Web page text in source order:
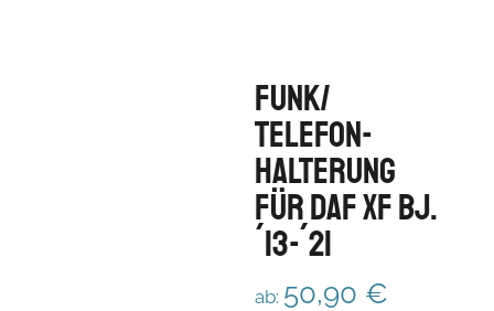
Funk/
Telefon-
Halterung
für DAF XF Bj.
´13-´21
ab: 50,90 €